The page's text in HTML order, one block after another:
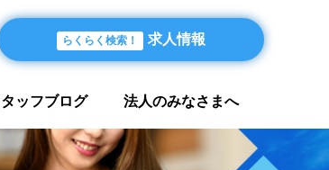
らくらく検索！ 求人情報
ッフブログ 法人のみなさまへ